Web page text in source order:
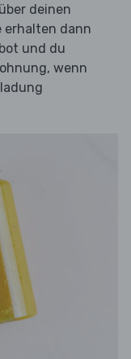
deinen
erhalten dann
und du
wenn